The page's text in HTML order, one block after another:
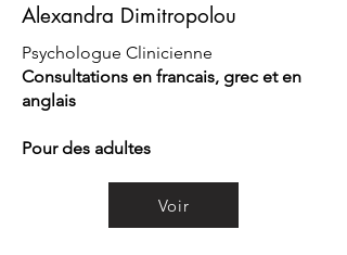
Alexandra Dimitropolou
Psychologue Clinicienne
Consultations en francais, grec et en
anglais
Pour des adultes
Voir